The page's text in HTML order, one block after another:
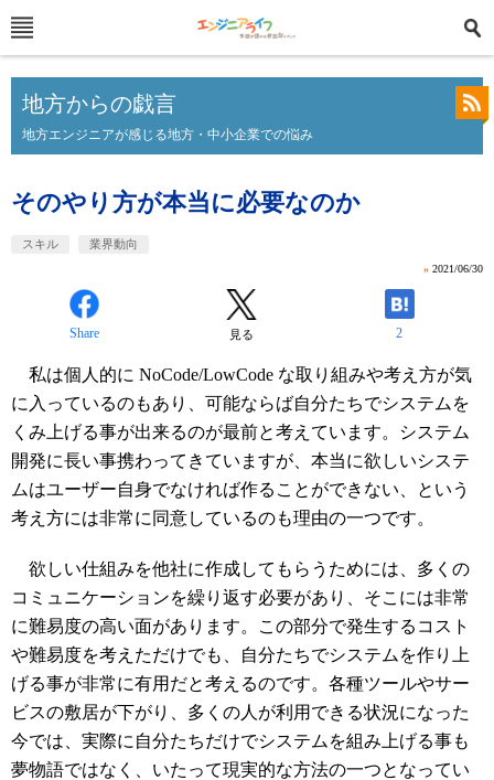
地方からの戯言
地方エンジニアが感じる地方・中小企業での悩み
そのやり方が本当に必要なのか
スキル 業界動向
» 2021/06/30
Share 見る 2
私は個人的に NoCode/LowCode な取り組みや考え方が気
に入っているのもあり、可能ならば自分たちでシステムを
くみ上げる事が出来るのが最前と考えています。システム
開発に長い事携わってきていますが、本当に欲しいシステ
ムはユーザー自身でなければ作ることができない、という
考え方には非常に同意しているのも理由の一つです。
欲しい仕組みを他社に作成してもらうためには、多くの
コミュニケーションを繰り返す必要があり、そこには非常
に難易度の高い面があります。この部分で発生するコスト
や難易度を考えただけでも、自分たちでシステムを作り上
げる事が非常に有用だと考えるのです。各種ツールやサー
ビスの敷居が下がり、多くの人が利用できる状況になった
今では、実際に自分たちだけでシステムを組み上げる事も
夢物語ではなく、いたって現実的な方法の一つとなってい